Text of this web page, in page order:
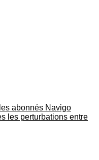
abonnés Navigo
les perturbations entre